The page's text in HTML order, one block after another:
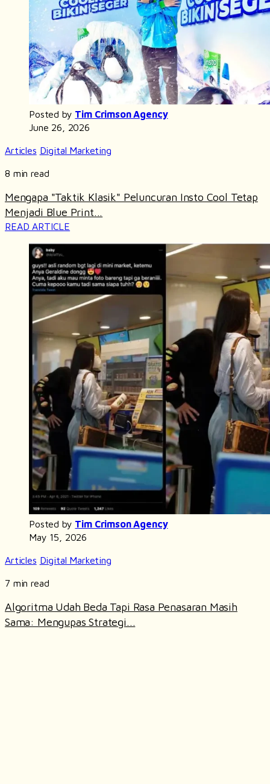
Posted by Tim Crimson Agency
June 26, 2026
Articles Digital Marketing
8 min read
Mengapa "Taktik Klasik" Peluncuran Insto Cool Tetap
Menjadi Blue Print...
READ ARTICLE
Posted by Tim Crimson Agency
May 15, 2026
Articles Digital Marketing
7 min read
Algoritma Udah Beda Tapi Rasa Penasaran Masih
Sama: Mengupas Strategi...